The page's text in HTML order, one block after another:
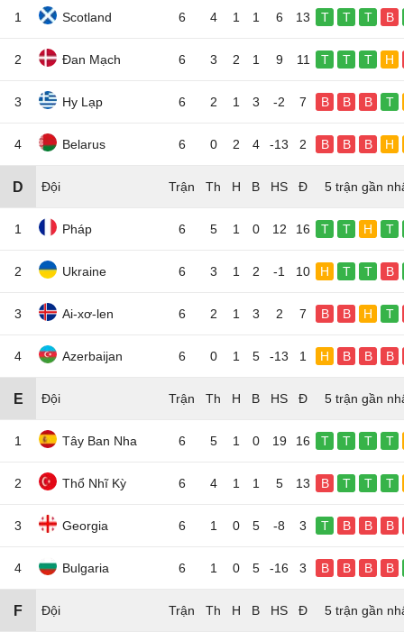
1 Scotland 6 4 1 1 6 13 T T T B
2 Đan Mạch 6 3 2 1 9 11 T T T H
3 Hy Lạp 6 2 1 3 -2 7 B B B T
4 Belarus 6 0 2 4 -13 2 B B B H
D Đội 5 trận gần
1 Pháp 6 5 1 0 12 16 T T H T
2 Ukraine 6 3 1 2 -1 10 H T T B
3 Ai-xơ-len 6 2 1 3 2 7 B B H T
4 Azerbaijan 6 0 1 5 -13 1 H B B B
E Đội 5 trận gần
1 Tây Ban Nha 6 5 1 0 19 16 T T T T
2 Thổ Nhĩ Kỳ 6 4 1 1 5 13 B T T T
3 Georgia 6 1 0 5 -8 3 T B B B
4 Bulgaria 6 1 0 5 -16 3 B B B B
F Đội 5 trận gần